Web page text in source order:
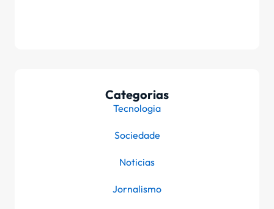
Categorias
Tecnologia
Sociedade
Noticias
Jornalismo